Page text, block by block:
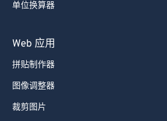
单位换算器
Web 应用
拼贴制作器
图像调整器
裁剪图片